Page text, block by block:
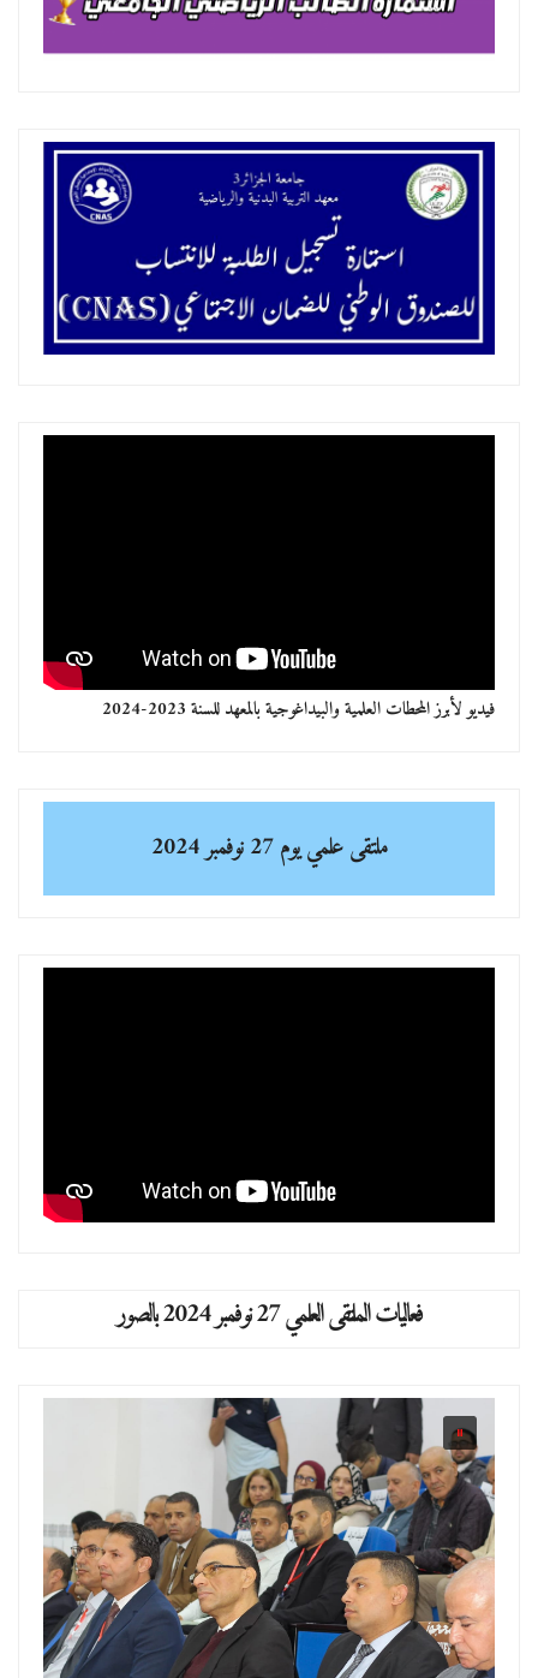
فيديو لأبرز المحطات العلمية والبيداغوجية بالمعهد للسنة 2023-2024
ملتقى علمييوم 27 نوفمبر 2024
فعاليات الملتقى العلمي 27 نوفمبر 2024 بالصور